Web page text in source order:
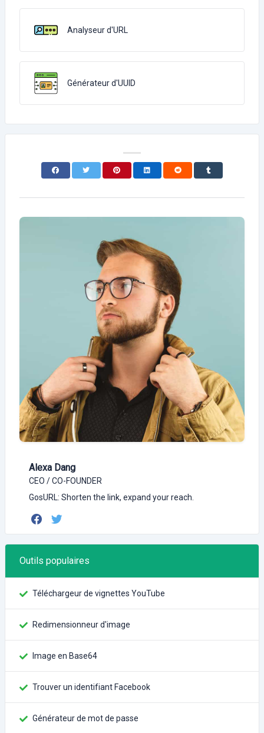
Analyseur d'URL
Générateur d'UUID
Alexa Dang
CEO / CO-FOUNDER
GosURL: Shorten the link, expand your reach.
Outils populaires
Téléchargeur de vignettes YouTube
Redimensionneur d'image
Image en Base64
Trouver un identifiant Facebook
Générateur de mot de passe